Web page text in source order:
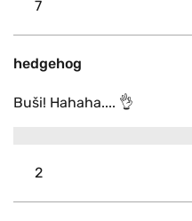
7
hedgehog
Buši! Hahaha.... 👌
2